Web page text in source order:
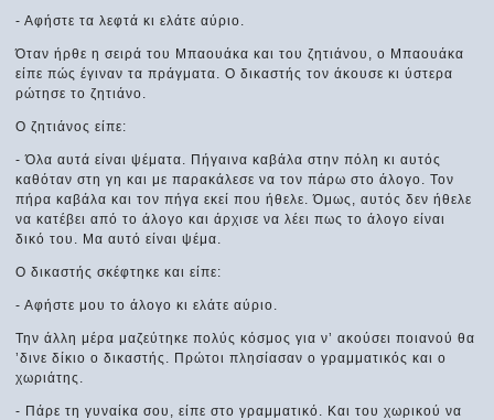
- Αφήστε τα λεφτά κι ελάτε αύριο.
Όταν ήρθε η σειρά του Μπαουάκα και του ζητιάνου, ο Μπαουάκα
είπε πώς έγιναν τα πράγματα. Ο δικαστής τον άκουσε κι ύστερα
ρώτησε το ζητιάνο.
Ο ζητιάνος είπε:
- Όλα αυτά είναι ψέματα. Πήγαινα καβάλα στην πόλη κι αυτός
καθόταν στη γη και με παρακάλεσε να τον πάρω στο άλογο. Τον
πήρα καβάλα και τον πήγα εκεί που ήθελε. Όμως, αυτός δεν ήθελε
να κατέβει από το άλογο και άρχισε να λέει πως το άλογο είναι
δικό του. Μα αυτό είναι ψέμα.
Ο δικαστής σκέφτηκε και είπε:
- Αφήστε μου το άλογο κι ελάτε αύριο.
Την άλλη μέρα μαζεύτηκε πολύς κόσμος για ν’ ακούσει ποιανού θα
’δινε δίκιο ο δικαστής. Πρώτοι πλησίασαν ο γραμματικός και ο
χωριάτης.
- Πάρε τη γυναίκα σου, είπε στο γραμματικό. Και του χωρικού να